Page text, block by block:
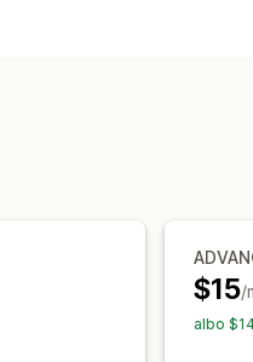
$15/
albo